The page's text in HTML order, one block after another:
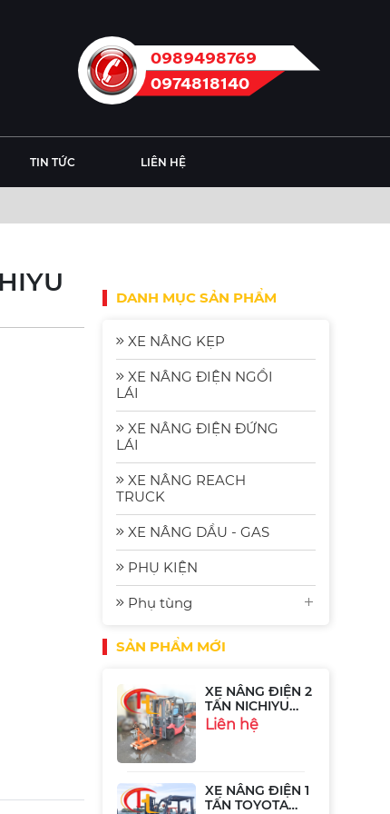
0989498769
0974818140
TIN TỨC LIÊN HỆ
DANH MỤC SẢN PHẨM
XE NÂNG KẸP
XE NÂNG ĐIỆN NGỒI
LÁI
XE NÂNG ĐIỆN ĐỨNG
LÁI
XE NÂNG REACH
TRUCK
XE NÂNG DẦU - GAS
PHỤ KIỆN
Phụ tùng
SẢN PHẨM MỚI
2.5 Tấn
Komat'su FE25-2
| Xe Nâng Nhập
Liên hệ
Bền Bỉ, Hiệu
Quả và Tiết
Kiệm Năng
Liên hệ
Ngồi Lái 2.5 Tấn
XE NÂNG ĐIỆN 2
TẤN NICHIYU
FB20P-75-300
Liên hệ
XE NÂNG ĐIỆN 1
TẤN TOYOTA